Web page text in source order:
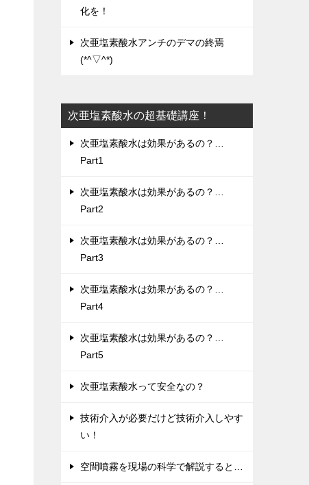
化を！
次亜塩素酸水アンチのデマの終焉
(*^▽^*)
次亜塩素酸水の超基礎講座！
次亜塩素酸水は効果があるの？…
Part1
次亜塩素酸水は効果があるの？…
Part2
次亜塩素酸水は効果があるの？…
Part3
次亜塩素酸水は効果があるの？…
Part4
次亜塩素酸水は効果があるの？…
Part5
次亜塩素酸水って安全なの？
技術介入が必要だけど技術介入しやす
い！
空間噴霧を現場の科学で解説すると…